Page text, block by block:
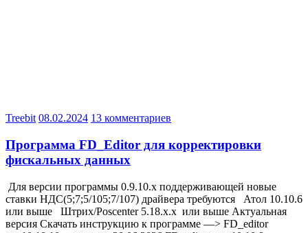
Treebit 08.02.2024 13 комментариев
Программа FD_Editor для корректировки
фискальных данных
Для версии программы 0.9.10.x поддерживающей новые
ставки НДС(5;7;5/105;7/107) драйвера требуются Атол 10.10.6
или выше Штрих/Poscenter 5.18.х.х или выше Актуальная
версия Скачать инструкцию к программе —> FD_editor